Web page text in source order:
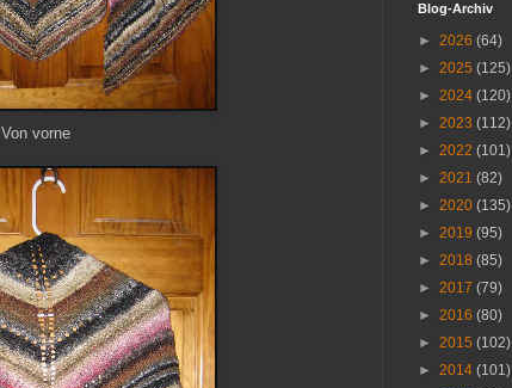
Von vorne
Blog-Archiv
► 2026 (64)
► 2025 (125)
► 2024 (120)
► 2023 (112)
► 2022 (101)
► 2021 (82)
► 2020 (135)
► 2019 (95)
► 2018 (85)
► 2017 (79)
► 2016 (80)
► 2015 (102)
► 2014 (101)